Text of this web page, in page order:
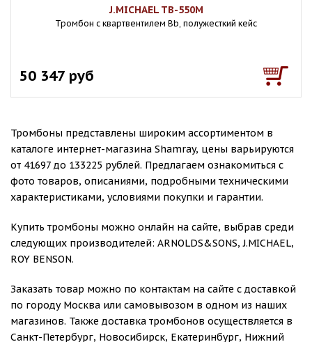
J.MICHAEL TB-550M
Тромбон с квартвентилем Bb, полужесткий кейс
50 347 руб
Тромбоны представлены широким ассортиментом в
каталоге интернет-магазина Shamray, цены варьируются
от 41697 до 133225 рублей. Предлагаем ознакомиться с
фото товаров, описаниями, подробными техническими
характеристиками, условиями покупки и гарантии.
Купить тромбоны можно онлайн на сайте, выбрав среди
следующих производителей: ARNOLDS&SONS, J.MICHAEL,
ROY BENSON.
Заказать товар можно по контактам на сайте с доставкой
по городу Москва или самовывозом в одном из наших
магазинов. Также доставка тромбонов осуществляется в
Санкт-Петербург, Новосибирск, Екатеринбург, Нижний